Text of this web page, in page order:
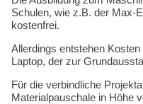
Hilfe & Beratung
Bildungsangebote
Kompetenzen
Schulen, wie z.B. der Max-
kostenfrei.
Allerdings entstehen
Laptop, der zur
Für die verbindliche
Materialpauschale in Höhe